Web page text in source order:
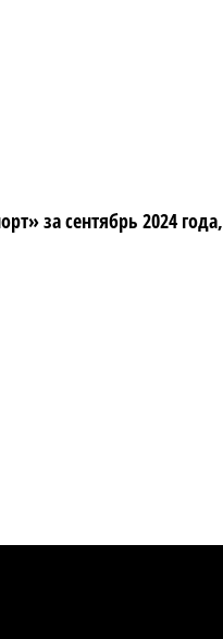
за сентябрь 2024 года,